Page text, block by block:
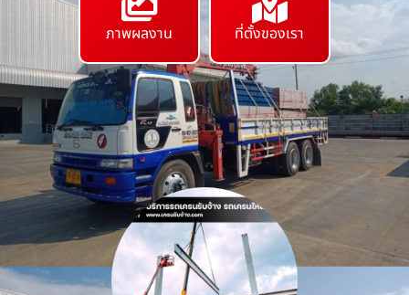
ภาพผลงาน ที่ตั้งของเรา